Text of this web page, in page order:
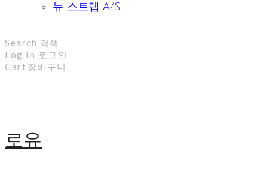
뉴 스트랩 A/S
Search 검색
Log In 로그인
Cart 장바구니
로유